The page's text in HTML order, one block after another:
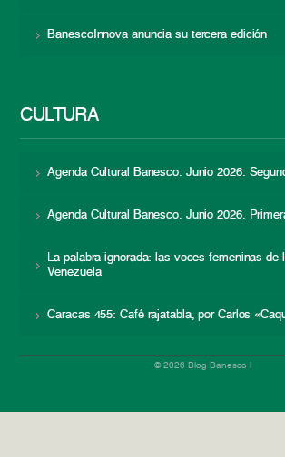
BanescoInnova anuncia su tercera edición
CULTURA
Agenda Cultural Banesco. Junio 2026.
Agenda Cultural Banesco. Junio 2026.
La palabra ignorada: las voces femeninas de
Venezuela
Caracas 455: Café rajatabla, por Carlos
© 2026 Blog Banesco |